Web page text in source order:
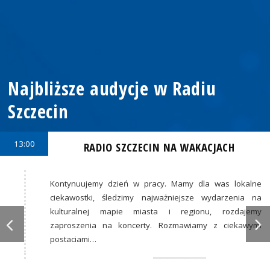
Najbliższe audycje w Radiu
Szczecin
13:00 RADIO SZCZECIN NA WAKACJACH
Kontynuujemy dzień w pracy. Mamy dla was lokalne
ciekawostki, śledzimy najważniejsze wydarzenia na
kulturalnej mapie miasta i regionu, rozdajemy
zaproszenia na koncerty. Rozmawiamy z ciekawymi
postaciami…